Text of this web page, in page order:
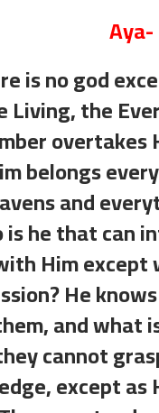
Aya-
is no god
Living, the
overtakes
belongs
and
he that can
Him except
He
and what
cannot
except as